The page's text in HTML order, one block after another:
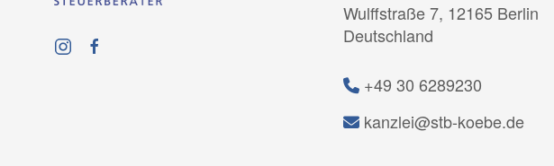
Wulffstraße 7, 12165 Berlin
Deutschland
+49 30 6289230
kanzlei@stb-koebe.de